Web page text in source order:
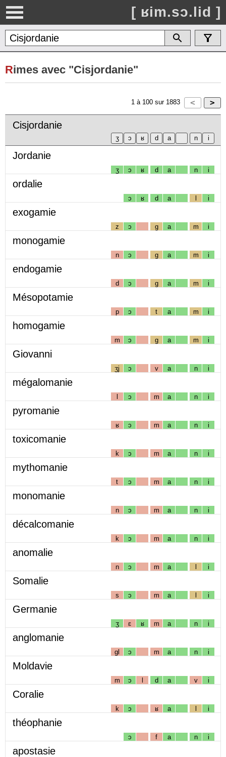
[ ʁim.sɔ.lid ]
Rimes avec "Cisjordanie"
1 à 100 sur 1883
Cisjordanie
Jordanie
ʒ ɔ ʁ d a n i
ordalie
ɔ ʁ d a l i
exogamie
z ɔ g a m i
monogamie
n ɔ g a m i
endogamie
d ɔ g a m i
Mésopotamie
p ɔ t a m i
homogamie
m ɔ g a m i
Giovanni
ʒj ɔ v a n i
mégalomanie
l ɔ m a n i
pyromanie
ʁ ɔ m a n i
toxicomanie
k ɔ m a n i
mythomanie
t ɔ m a n i
monomanie
n ɔ m a n i
décalcomanie
k ɔ m a n i
anomalie
n ɔ m a l i
Somalie
s ɔ m a l i
Germanie
ʒ ɛ ʁ m a n i
anglomanie
gl ɔ m a n i
Moldavie
m ɔ l d a v i
Coralie
k ɔ ʁ a l i
théophanie
ɔ f a n i
apostasie